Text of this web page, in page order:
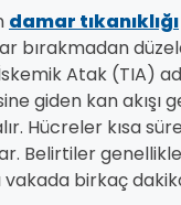
damar tıkanıklığı
bırakmadan
Atak (TIA)
giden kan akışı
Hücreler kısa
Belirtiler
vakada birkaç